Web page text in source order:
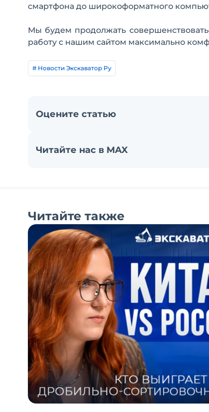
смартфона до широкоформатного
Мы будем продолжать
работу с нашим сайтом максимально
# Новости Экскаватор Ру
Оцените статью
Читайте нас в MAX
Читайте также